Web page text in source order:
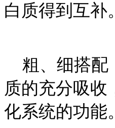
白质得到互补。
粗、细搭配
质的充分吸收
化系统的功能。